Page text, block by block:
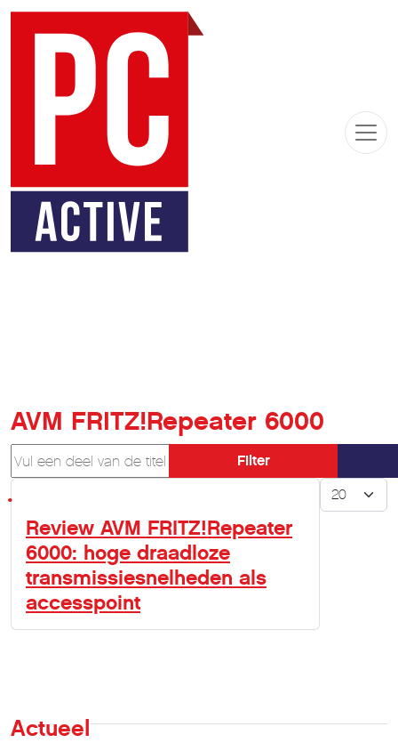
AVM FRITZ!Repeater 6000
Vul een deel van de titel in
Filter
Toon #
Review AVM FRITZ!Repeater
6000: hoge draadloze
transmissiesnelheden als
accesspoint
Actueel